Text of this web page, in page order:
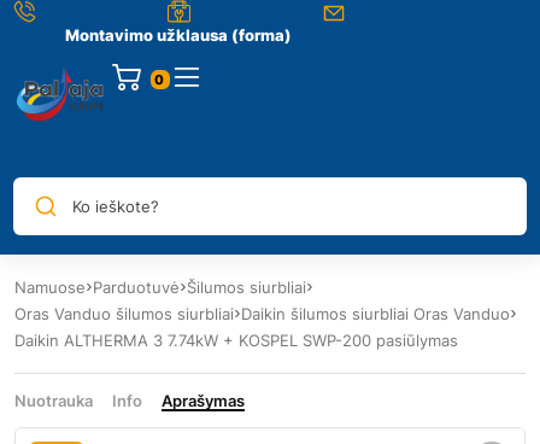
Montavimo užklausa (forma)
0
Ko ieškote?
Namuose Parduotuvė Šilumos siurbliai
Oras Vanduo šilumos siurbliai Daikin šilumos siurbliai Oras Vanduo
Daikin ALTHERMA 3 7.74kW + KOSPEL SWP-200 pasiūlymas
Nuotrauka Info Aprašymas